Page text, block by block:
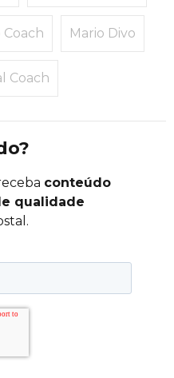
Coach Mario Divo
Coach
conteúdo
qualidade